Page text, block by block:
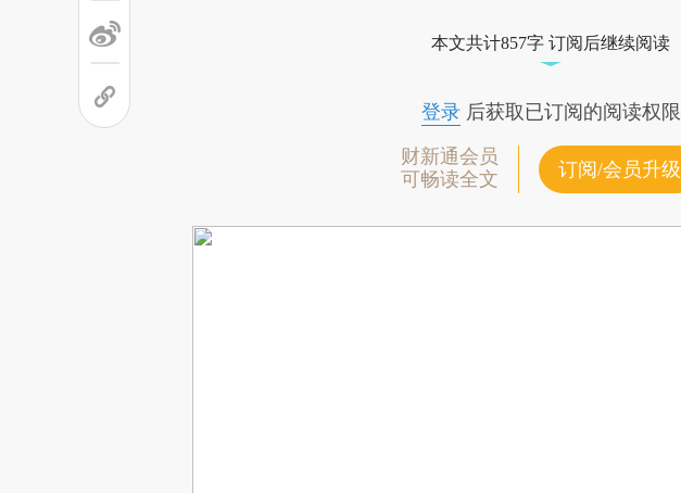
本文共计857字 订阅后继续阅读
登录后获取已订阅的阅读权限
财新通会员
可畅读全文
订阅/会员升级